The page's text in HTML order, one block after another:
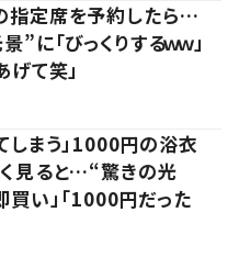
定席を予約したら…
に「びっくりするｗｗ」
げて笑」
しまう」1000円の浴衣
見ると…“驚きの光
買い」「1000円だった